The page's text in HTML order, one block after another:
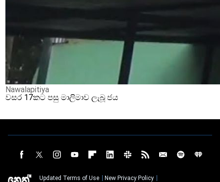
Nawalapitiya
වසර 17කට පසු මාලිමාව ලැබූ ජය
Updated Terms of Use
New Privacy Policy